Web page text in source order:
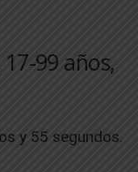
99 años,
y 55 segundos.